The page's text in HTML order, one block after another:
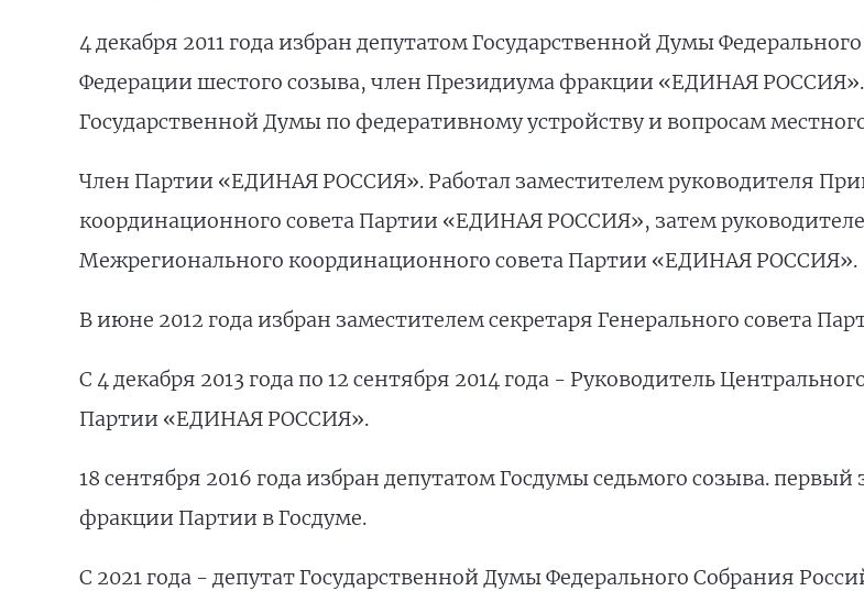
4 декабря 2011 года избран депутатом Государственной Думы
Федерации шестого созыва, член Президиума фракции «ЕДИНАЯ РОССИЯ».
Государственной Думы по федеративному устройству и вопросам
Член Партии «ЕДИНАЯ РОССИЯ». Работал заместителем руководителя
координационного совета Партии «ЕДИНАЯ РОССИЯ», затем
Межрегионального координационного совета Партии «ЕДИНАЯ РОССИЯ».
В июне 2012 года избран заместителем секретаря Генерального совета
С 4 декабря 2013 года по 12 сентября 2014 года - Руководитель
Партии «ЕДИНАЯ РОССИЯ».
18 сентября 2016 года избран депутатом Госдумы седьмого созыва.
фракции Партии в Госдуме.
С 2021 года - депутат Государственной Думы Федерального Собрания